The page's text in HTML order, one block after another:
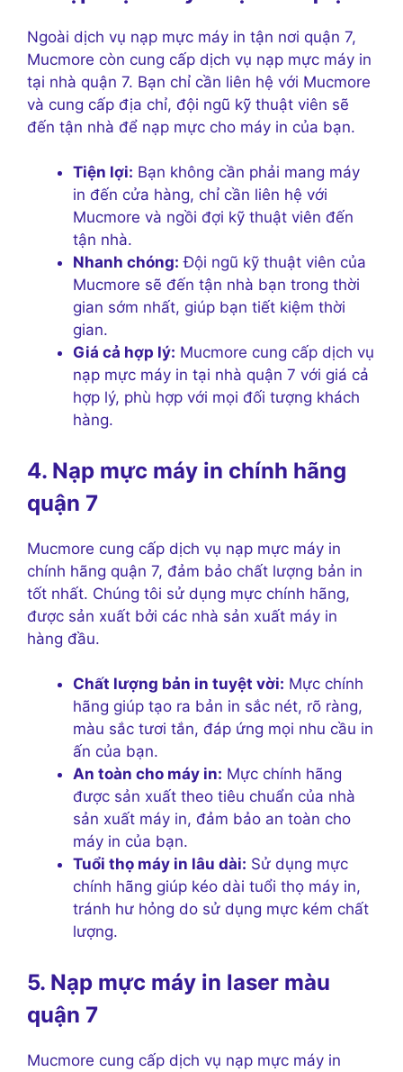
Ngoài dịch vụ nạp mực máy in tận nơi quận 7,
Mucmore còn cung cấp dịch vụ nạp mực máy in
tại nhà quận 7. Bạn chỉ cần liên hệ với Mucmore
và cung cấp địa chỉ, đội ngũ kỹ thuật viên sẽ
đến tận nhà để nạp mực cho máy in của bạn.
Tiện lợi: Bạn không cần phải mang máy
in đến cửa hàng, chỉ cần liên hệ với
Mucmore và ngồi đợi kỹ thuật viên đến
tận nhà.
Nhanh chóng: Đội ngũ kỹ thuật viên của
Mucmore sẽ đến tận nhà bạn trong thời
gian sớm nhất, giúp bạn tiết kiệm thời
gian.
Giá cả hợp lý: Mucmore cung cấp dịch vụ
nạp mực máy in tại nhà quận 7 với giá cả
hợp lý, phù hợp với mọi đối tượng khách
hàng.
4. Nạp mực máy in chính hãng
quận 7
Mucmore cung cấp dịch vụ nạp mực máy in
chính hãng quận 7, đảm bảo chất lượng bản in
tốt nhất. Chúng tôi sử dụng mực chính hãng,
được sản xuất bởi các nhà sản xuất máy in
hàng đầu.
Chất lượng bản in tuyệt vời: Mực chính
hãng giúp tạo ra bản in sắc nét, rõ ràng,
màu sắc tươi tắn, đáp ứng mọi nhu cầu in
ấn của bạn.
An toàn cho máy in: Mực chính hãng
được sản xuất theo tiêu chuẩn của nhà
sản xuất máy in, đảm bảo an toàn cho
máy in của bạn.
Tuổi thọ máy in lâu dài: Sử dụng mực
chính hãng giúp kéo dài tuổi thọ máy in,
tránh hư hỏng do sử dụng mực kém chất
lượng.
5. Nạp mực máy in laser màu
quận 7
Mucmore cung cấp dịch vụ nạp mực máy in